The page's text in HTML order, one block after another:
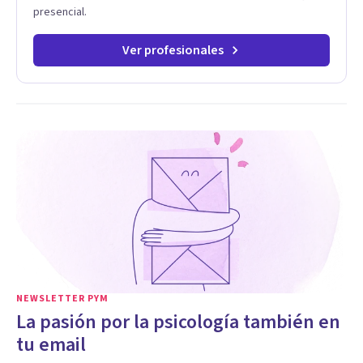
presencial.
Ver profesionales
NEWSLETTER PYM
La pasión por la psicología también en
tu email